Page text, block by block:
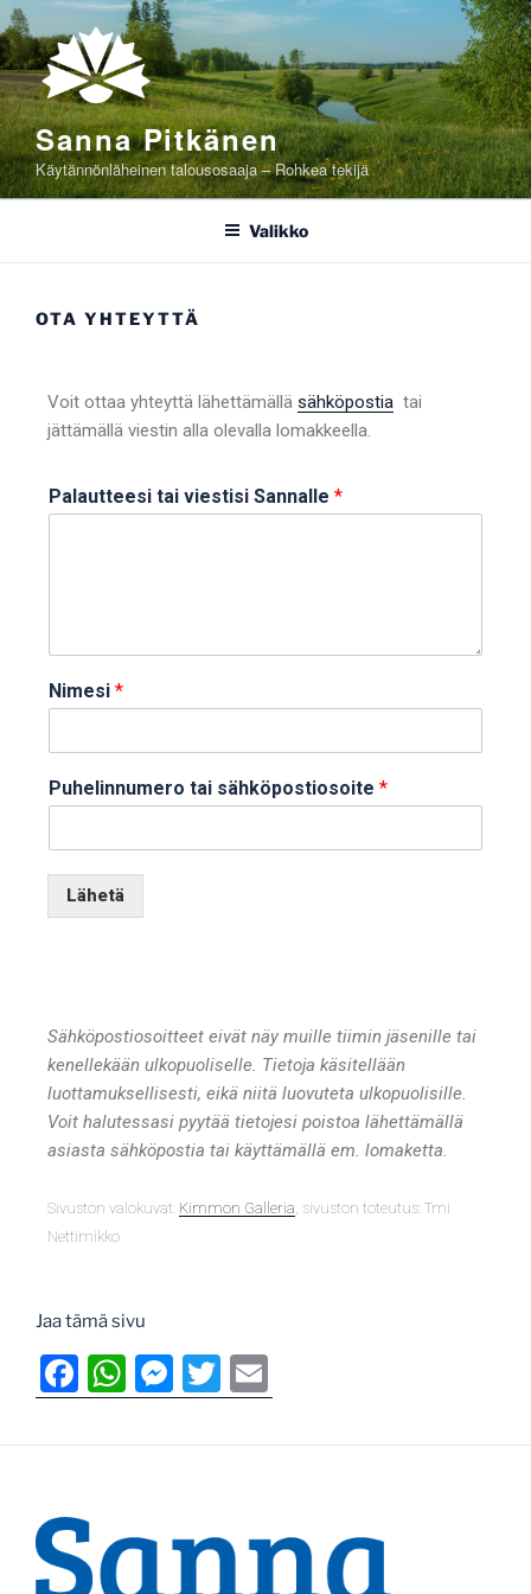
Sanna Pitkänen
Käytännönläheinen talousosaaja – Rohkea tekijä
Valikko
OTA YHTEYTTÄ
Voit ottaa yhteyttä lähettämällä sähköpostia tai
jättämällä viestin alla olevalla lomakkeella.
Palautteesi tai viestisi Sannalle *
Nimesi *
Puhelinnumero tai sähköpostiosoite *
Lähetä
Sähköpostiosoitteet eivät näy muille tiimin jäsenille tai
kenellekään ulkopuoliselle. Tietoja käsitellään
luottamuksellisesti, eikä niitä luovuteta ulkopuolisille.
Voit halutessasi pyytää tietojesi poistoa lähettämällä
asiasta sähköpostia tai käyttämällä em. lomaketta.
Sivuston valokuvat: Kimmon Galleria , sivuston toteutus: Tmi
Nettimikko
Jaa tämä sivu
F
a
c
b
o
W
h
at
A
p
M
e
ss
g
T
w
itt
m
ai